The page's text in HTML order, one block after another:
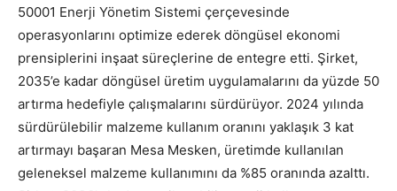
50001 Enerji Yönetim Sistemi çerçevesinde
operasyonlarını optimize ederek döngüsel ekonomi
prensiplerini inşaat süreçlerine de entegre etti. Şirket,
2035’e kadar döngüsel üretim uygulamalarını da yüzde 50
artırma hedefiyle çalışmalarını sürdürüyor. 2024 yılında
sürdürülebilir malzeme kullanım oranını yaklaşık 3 kat
artırmayı başaran Mesa Mesken, üretimde kullanılan
geleneksel malzeme kullanımını da %85 oranında azalttı.